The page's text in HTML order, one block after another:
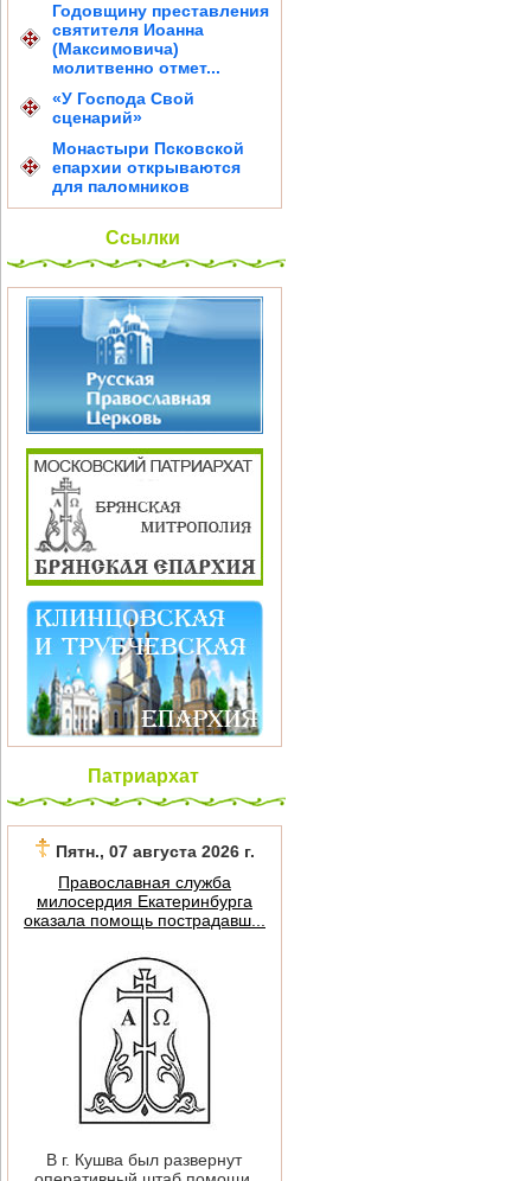
Годовщину преставления
святителя Иоанна
(Максимовича)
молитвенно отмет...
«У Господа Свой
сценарий»
Монастыри Псковской
епархии открываются
для паломников
Ссылки
Патриархат
Пятн., 07 августа 2026 г.
Православная служба
милосердия Екатеринбурга
оказала помощь пострадавш...
В г. Кушва был развернут